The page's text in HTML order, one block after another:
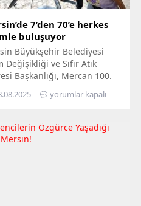
7’den 70’e herkes
buluşuyor
Büyükşehir Belediyesi
Değişikliği ve Sıfır Atık
Başkanlığı, Mercan 100.
ve Çevre Bilim Merkezi’ni
edemeyenler için bilimi
Hepimizin, Bilim Her
sloganıyla yola çıkan
yorumlar kapalı